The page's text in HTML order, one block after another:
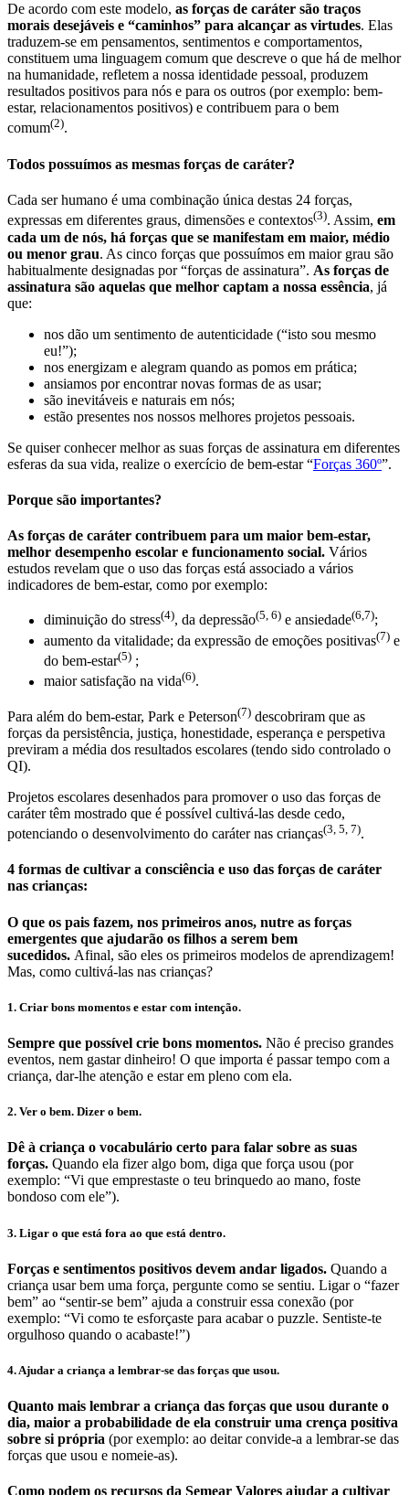
De acordo com este modelo, as forças de caráter são traços
morais desejáveis e “caminhos” para alcançar as virtudes. Elas
traduzem-se em pensamentos, sentimentos e comportamentos,
constituem uma linguagem comum que descreve o que há de melhor
na humanidade, refletem a nossa identidade pessoal, produzem
resultados positivos para nós e para os outros (por exemplo: bem-
estar, relacionamentos positivos) e contribuem para o bem
comum(2).
Todos possuímos as mesmas forças de caráter?
Cada ser humano é uma combinação única destas 24 forças,
expressas em diferentes graus, dimensões e contextos(3). Assim, em
cada um de nós, há forças que se manifestam em maior, médio
ou menor grau. As cinco forças que possuímos em maior grau são
habitualmente designadas por “forças de assinatura”. As forças de
assinatura são aquelas que melhor captam a nossa essência, já
que:
nos dão um sentimento de autenticidade (“isto sou mesmo
eu!”);
nos energizam e alegram quando as pomos em prática;
ansiamos por encontrar novas formas de as usar;
são inevitáveis e naturais em nós;
estão presentes nos nossos melhores projetos pessoais.
Se quiser conhecer melhor as suas forças de assinatura em diferentes
esferas da sua vida, realize o exercício de bem-estar “Forças 360º”.
Porque são importantes?
As forças de caráter contribuem para um maior bem-estar,
melhor desempenho escolar e funcionamento social. Vários
estudos revelam que o uso das forças está associado a vários
indicadores de bem-estar, como por exemplo:
diminuição do stress(4), da depressão(5, 6) e ansiedade(6,7);
aumento da vitalidade; da expressão de emoções positivas(7) e
do bem-estar(5) ;
maior satisfação na vida(6).
Para além do bem-estar, Park e Peterson(7) descobriram que as
forças da persistência, justiça, honestidade, esperança e perspetiva
previram a média dos resultados escolares (tendo sido controlado o
QI).
Projetos escolares desenhados para promover o uso das forças de
caráter têm mostrado que é possível cultivá-las desde cedo,
potenciando o desenvolvimento do caráter nas crianças(3, 5, 7).
4 formas de cultivar a consciência e uso das forças de caráter
nas crianças:
O que os pais fazem, nos primeiros anos, nutre as forças
emergentes que ajudarão os filhos a serem bem
sucedidos. Afinal, são eles os primeiros modelos de aprendizagem!
Mas, como cultivá-las nas crianças?
1. Criar bons momentos e estar com intenção.
Sempre que possível crie bons momentos. Não é preciso grandes
eventos, nem gastar dinheiro! O que importa é passar tempo com a
criança, dar-lhe atenção e estar em pleno com ela.
2. Ver o bem. Dizer o bem.
Dê à criança o vocabulário certo para falar sobre as suas
forças. Quando ela fizer algo bom, diga que força usou (por
exemplo: “Vi que emprestaste o teu brinquedo ao mano, foste
bondoso com ele”).
3. Ligar o que está fora ao que está dentro.
Forças e sentimentos positivos devem andar ligados. Quando a
criança usar bem uma força, pergunte como se sentiu. Ligar o “fazer
bem” ao “sentir-se bem” ajuda a construir essa conexão (por
exemplo: “Vi como te esforçaste para acabar o puzzle. Sentiste-te
orgulhoso quando o acabaste!”)
4. Ajudar a criança a lembrar-se das forças que usou.
Quanto mais lembrar a criança das forças que usou durante o
dia, maior a probabilidade de ela construir uma crença positiva
sobre si própria (por exemplo: ao deitar convide-a a lembrar-se das
forças que usou e nomeie-as).
Como podem os recursos da Semear Valores ajudar a cultivar